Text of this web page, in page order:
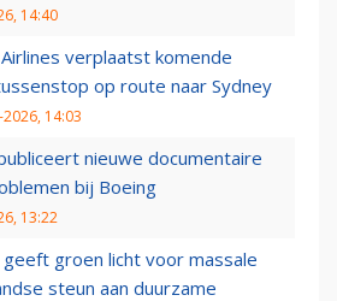
14:40
verplaatst komende
op route naar Sydney
14:03
nieuwe documentaire
bij Boeing
13:22
geeft groen licht voor massale
steun aan duurzame